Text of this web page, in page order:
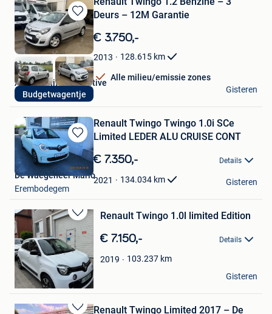
Bewaren
in
Mijn
Favorieten
Budgetwagentje
Deurs – 12M Garantie
€ 3.750,-
2013 128.615 km
Alle milieu/emissie zones
Autobedrijf Novamotive
Sint-Niklaas
Gisteren
Bewaren
in
Mijn
Favorieten
Renault Twingo Twingo 1.0i SCe
Limited LEDER ALU CRUISE CONT
€ 7.350,- Details
2021 134.034 km
De Waegeneer Mario
Erembodegem
Gisteren
Bewaren
in
Mijn
Favorieten
Renault Twingo 1.0l limited Edition
€ 7.150,- Details
2019 103.237 km
Talbeau
Destelbergen
Gisteren
Renault Twingo Limited 2017 – De